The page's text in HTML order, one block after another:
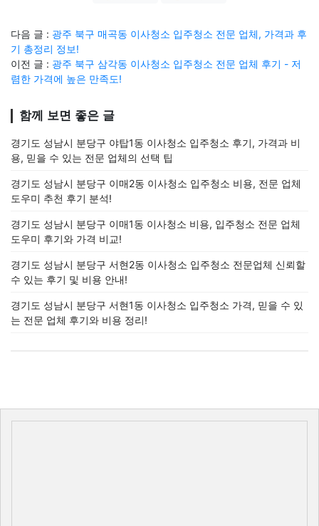
다음 글 : 광주 북구 매곡동 이사청소 입주청소 전문 업체, 가격과 후
기 총정리 정보!
이전 글 : 광주 북구 삼각동 이사청소 입주청소 전문 업체 후기 - 저
렴한 가격에 높은 만족도!
함께 보면 좋은 글
경기도 성남시 분당구 야탑1동 이사청소 입주청소 후기, 가격과 비
용, 믿을 수 있는 전문 업체의 선택 팁
경기도 성남시 분당구 이매2동 이사청소 입주청소 비용, 전문 업체
도우미 추천 후기 분석!
경기도 성남시 분당구 이매1동 이사청소 비용, 입주청소 전문 업체
도우미 후기와 가격 비교!
경기도 성남시 분당구 서현2동 이사청소 입주청소 전문업체 신뢰할
수 있는 후기 및 비용 안내!
경기도 성남시 분당구 서현1동 이사청소 입주청소 가격, 믿을 수 있
는 전문 업체 후기와 비용 정리!